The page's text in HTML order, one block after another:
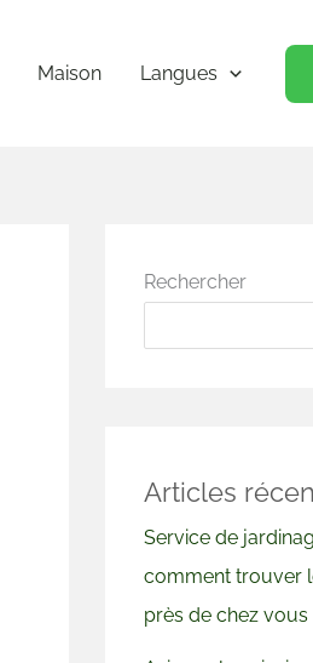
Maison Langues
Rechercher
Articles
Service de
comment trouver
près de chez vous